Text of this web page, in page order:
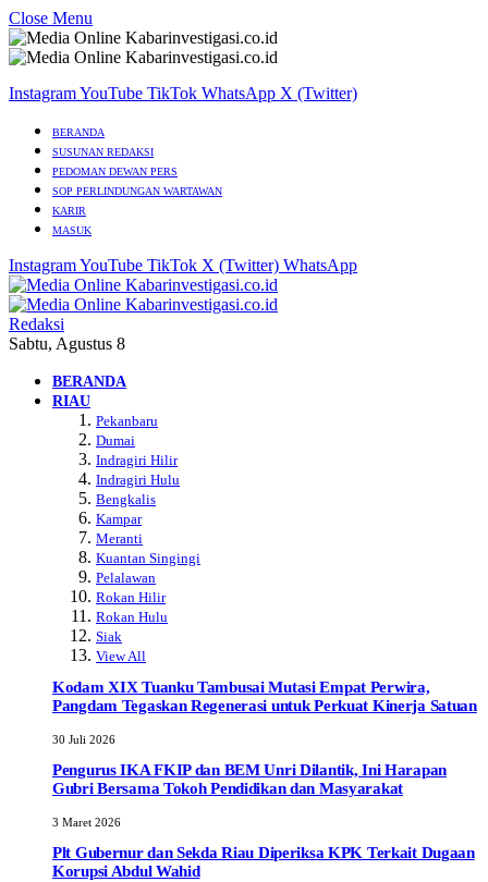
Close Menu
InstagramYouTube TikTok WhatsApp X (Twitter)
BERANDA
SUSUNAN REDAKSI
PEDOMAN DEWAN PERS
SOP PERLINDUNGAN WARTAWAN
KARIR
MASUK
InstagramYouTube TikTok X (Twitter) WhatsApp
Redaksi
Sabtu, Agustus 8
BERANDA
RIAU
Pekanbaru
Dumai
Indragiri Hilir
Indragiri Hulu
Bengkalis
Kampar
Meranti
Kuantan Singingi
Pelalawan
Rokan Hilir
Rokan Hulu
Siak
View All
Kodam XIX Tuanku Tambusai Mutasi Empat Perwira,
Pangdam Tegaskan Regenerasi untuk Perkuat Kinerja Satuan
30 Juli 2026
Pengurus IKA FKIP dan BEM Unri Dilantik, Ini Harapan
Gubri Bersama Tokoh Pendidikan dan Masyarakat
3 Maret 2026
Plt Gubernur dan Sekda Riau Diperiksa KPK Terkait Dugaan
Korupsi Abdul Wahid